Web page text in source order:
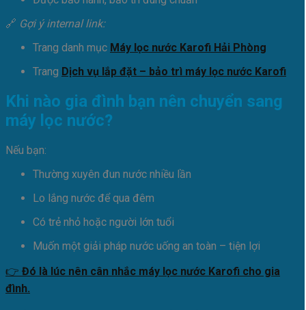
🔗 Gợi ý internal link:
Trang danh mục Máy lọc nước Karofi Hải Phòng
Trang Dịch vụ lắp đặt – bảo trì máy lọc nước Karofi
Khi nào gia đình bạn nên chuyển sang
máy lọc nước?
Nếu bạn:
Thường xuyên đun nước nhiều lần
Lo lắng nước để qua đêm
Có trẻ nhỏ hoặc người lớn tuổi
Muốn một giải pháp nước uống an toàn – tiện lợi
👉 Đó là lúc nên cân nhắc máy lọc nước Karofi cho gia
đình.